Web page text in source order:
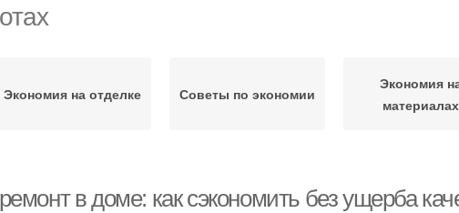
Экономия на отделке Советы по экономии
Экономия
материалах
в доме: как сэкономить без ущерба